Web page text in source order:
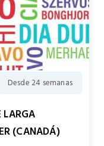
Desde 24 semanas
LARGA
(CANADÁ)